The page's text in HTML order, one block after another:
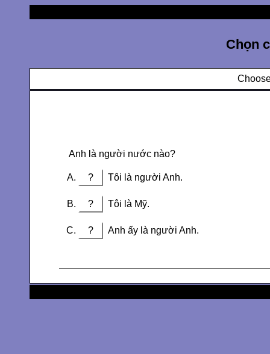
Chọn
Anh là người nước nào?
? Tôi là người Anh.
? Tôi là Mỹ.
? Anh ấy là người Anh.